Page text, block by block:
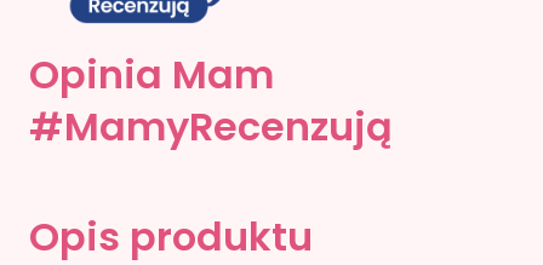
Opinia Mam
#MamyRecenzują
Opis produktu